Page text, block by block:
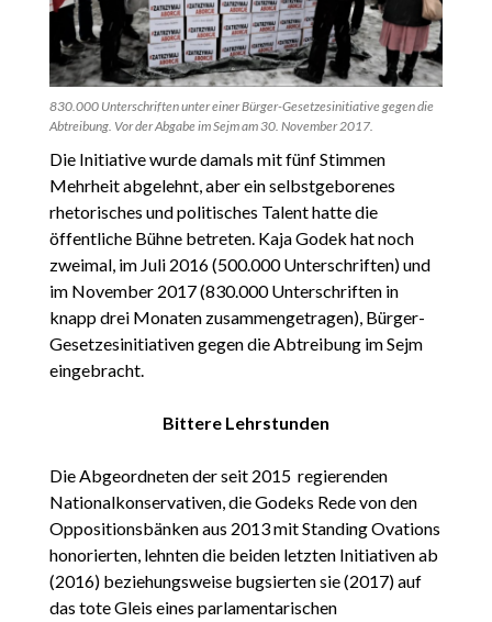
830.000 Unterschriften unter einer Bürger-Gesetzesinitiative gegen die
Abtreibung. Vor der Abgabe im Sejm am 30. November 2017.
Die Initiative wurde damals mit fünf Stimmen
Mehrheit abgelehnt, aber ein selbstgeborenes
rhetorisches und politisches Talent hatte die
öffentliche Bühne betreten. Kaja Godek hat noch
zweimal, im Juli 2016 (500.000 Unterschriften) und
im November 2017 (830.000 Unterschriften in
knapp drei Monaten zusammengetragen), Bürger-
Gesetzesinitiativen gegen die Abtreibung im Sejm
eingebracht.
Bittere Lehrstunden
Die Abgeordneten der seit 2015 regierenden
Nationalkonservativen, die Godeks Rede von den
Oppositionsbänken aus 2013 mit Standing Ovations
honorierten, lehnten die beiden letzten Initiativen ab
(2016) beziehungsweise bugsierten sie (2017) auf
das tote Gleis eines parlamentarischen